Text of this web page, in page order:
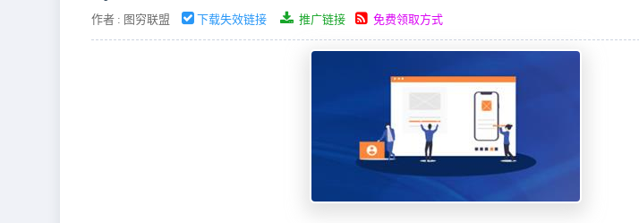
作者 : 图穷联盟 下载失效链接 推广链接 免费领取方式